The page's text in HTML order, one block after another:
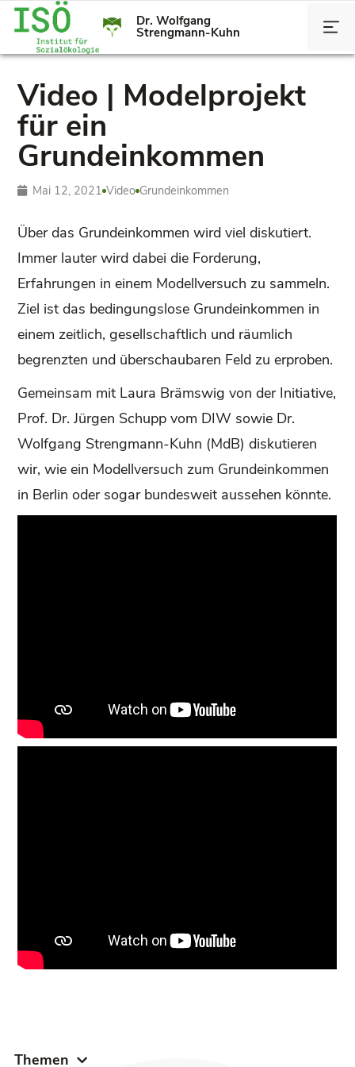
Dr. Wolfgang
Strengmann-Kuhn
Video | Modelprojekt
für ein
Grundeinkommen
Mai 12, 2021 Video Grundeinkommen
Über das Grundeinkommen wird viel diskutiert.
Immer lauter wird dabei die Forderung,
Erfahrungen in einem Modellversuch zu sammeln.
Ziel ist das bedingungslose Grundeinkommen in
einem zeitlich, gesellschaftlich und räumlich
begrenzten und überschaubaren Feld zu erproben.
Gemeinsam mit Laura Brämswig von der Initiative,
Prof. Dr. Jürgen Schupp vom DIW sowie Dr.
Wolfgang Strengmann-Kuhn (MdB) diskutieren
wir, wie ein Modellversuch zum Grundeinkommen
in Berlin oder sogar bundesweit aussehen könnte.
Themen